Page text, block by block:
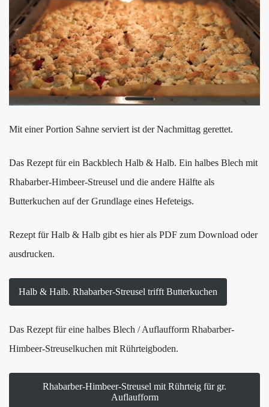
Mit einer Portion Sahne serviert ist der Nachmittag gerettet.
Das Rezept für ein Backblech Halb & Halb. Ein halbes Blech mit
Rhabarber-Himbeer-Streusel und die andere Hälfte als
Butterkuchen auf der Grundlage eines Hefeteigs.
Rezept für Halb & Halb gibt es hier als PDF zum Download oder
ausdrucken.
Halb & Halb. Rhabarber-Streusel trifft Butterkuchen
Das Rezept für eine halbes Blech / Auflaufform Rhabarber-
Himbeer-Streuselkuchen mit Rührteigboden.
Rhabarber-Himbeer-Streusel mit Rührteig für gr.
Auflaufform